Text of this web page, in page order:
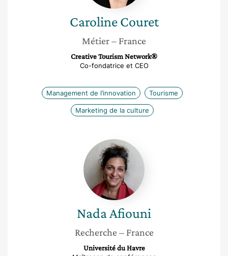
Caroline Couret
Métier– France
Creative Tourism Network®
Co-fondatrice et CEO
Management de l’innovation Tourisme
Marketing de la culture
Nada
Afiouni
NadaAfiouni
Recherche – France
Université du Havre